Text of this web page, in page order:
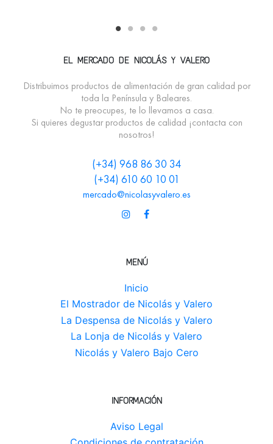
EL MERCADO DE NICOLÁS Y VALERO
Distribuimos productos de alimentación de gran calidad por
toda la Península y Baleares.
No te preocupes, te lo llevamos a casa.
Si quieres degustar productos de calidad ¡contacta con
nosotros!
(+34) 968 86 30 34
(+34) 610 60 10 01
mercado@nicolasyvalero.es
MENÚ
Inicio
El Mostrador de Nicolás y Valero
La Despensa de Nicolás y Valero
La Lonja de Nicolás y Valero
Nicolás y Valero Bajo Cero
INFORMACIÓN
Aviso Legal